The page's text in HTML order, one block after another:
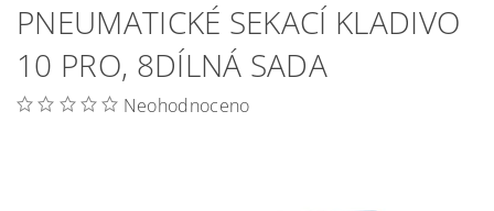
PNEUMATICKÉ SEKACÍ KLADIVO
10 PRO, 8DÍLNÁ SADA
Neohodnoceno